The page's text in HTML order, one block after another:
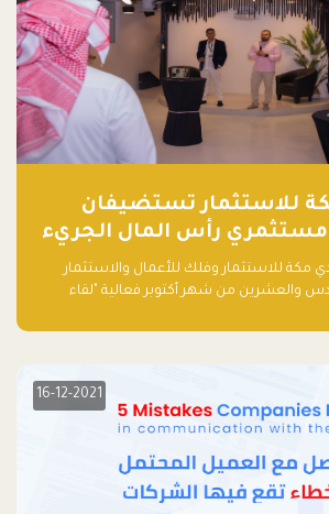
للاستثمار تستضيفان
مستثمري رأس المال الجريء
للاستثمار وفلك للأعمال والاستثمار
والعشرين من شهر أكتوبر فعالية "لقاء
رأس المال الجريء وممثلي المؤسسات
16-12-2021